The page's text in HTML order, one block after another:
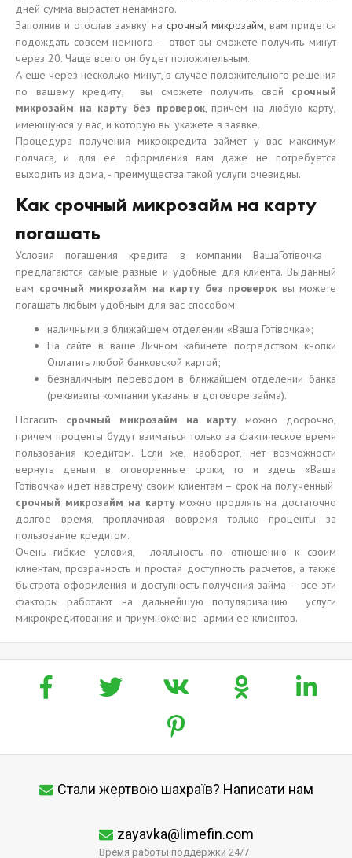
дней сумма вырастет ненамного.
Заполнив и отослав заявку на срочный микрозайм, вам придется
подождать совсем немного – ответ вы сможете получить минут
через 20. Чаще всего он будет положительным.
А еще через несколько минут, в случае положительного решения
по вашему кредиту, вы сможете получить свой срочный
микрозайм на карту без проверок, причем на любую карту,
имеющуюся у вас, и которую вы укажете в заявке.
Процедура получения микрокредита займет у вас максимум
полчаса, и для ее оформления вам даже не потребуется
выходить из дома, - преимущества такой услуги очевидны.
Как срочный микрозайм на карту
погашать
Условия погашения кредита в компании ВашаГотiвочка
предлагаются самые разные и удобные для клиента. Выданный
вам срочный микрозайм на карту без проверок вы можете
погашать любым удобным для вас способом:
наличными в ближайшем отделении «Ваша Готiвочка»;
На сайте в ваше Личном кабинете посредством кнопки
Оплатить любой банковской картой;
безналичным переводом в ближайшем отделении банка
(реквизиты компании указаны в договоре займа).
Погасить срочный микрозайм на карту можно досрочно,
причем проценты будут взиматься только за фактическое время
пользования кредитом. Если же, наоборот, нет возможности
вернуть деньги в оговоренные сроки, то и здесь «Ваша
Готiвочка» идет навстречу своим клиентам – срок на полученный
срочный микрозайм на карту можно продлять на достаточно
долгое время, проплачивая вовремя только проценты за
пользование кредитом.
Очень гибкие условия, лояльность по отношению к своим
клиентам, прозрачность и простая доступность расчетов, а также
быстрота оформления и доступность получения займа – все эти
факторы работают на дальнейшую популяризацию услуги
микрокредитования и приумножение армии ее клиентов.
Стали жертвою шахраїв? Написати нам
zayavka@limefin.com
Время работы поддержки 24/7